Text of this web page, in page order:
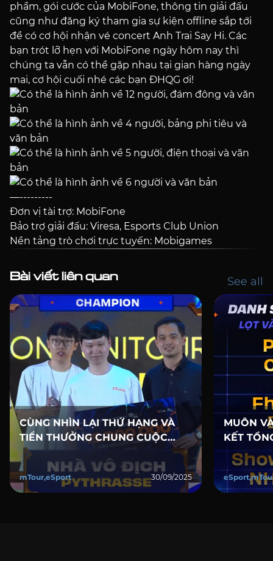
phẩm, gói cước của MobiFone, thông tin giải đấu
cũng như đăng ký tham gia sự kiện offline sắp tới
để có cơ hội nhận vé concert Anh Trai Say Hi. Các
bạn trót lỡ hẹn với MobiFone ngày hôm nay thì
chúng ta vẫn có thể gặp nhau tại gian hàng ngày
mai, cơ hội cuối nhé các bạn ĐHQG ơi!
—---------
Đơn vị tài trợ: MobiFone
Bảo trợ giải đấu: Viresa, Esports Club Union
Nền tảng trò chơi trực tuyến: Mobigames
Bài viết liên quan See all
CÙNG NHÌN LẠI THỨ HẠNG VÀ
TIỀN THƯỞNG CHUNG CUỘC
CỦA TOP 8 MOBIFONE UNITOUR
POWERED BY ON LIVE TV
mTour,eSport 30/09/2025
MUÔN
KẾT